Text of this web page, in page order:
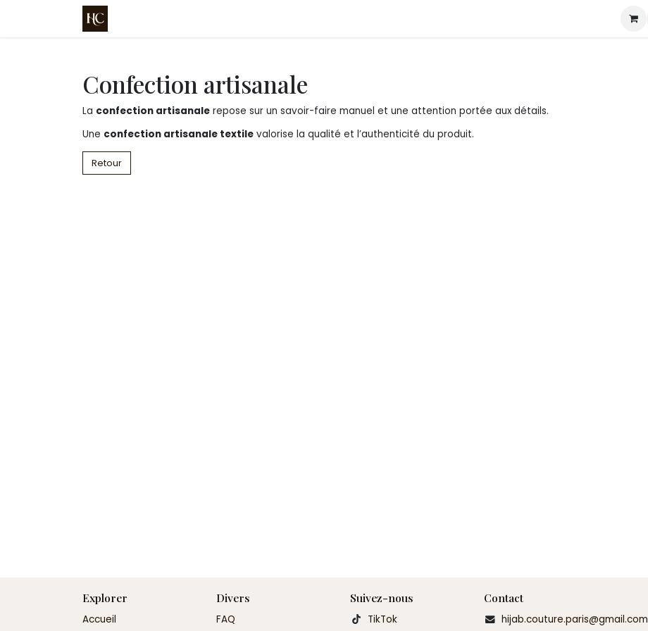
Se rendre au contenu
Confection artisanale
La confection artisanale repose sur un savoir-faire manuel et une attention portée aux détails.
Une confection artisanale textile valorise la qualité et l’authenticité du produit.
Retour
Explorer
Accueil
Divers
FAQ
Suivez-nous
TikTok
Contact
hijab.couture.paris@gmail.com